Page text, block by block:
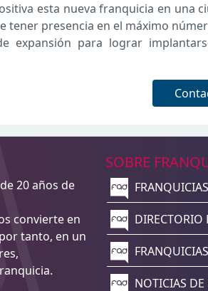
esta nueva franquicia en una
tener presencia en el máximo
expansión para lograr
20 años de
convierte en
tanto, en un
SOBRE
DIRECTORIO
NOTICIAS